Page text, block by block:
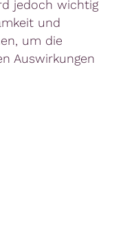
jedoch wichtig
und
um die
Auswirkungen